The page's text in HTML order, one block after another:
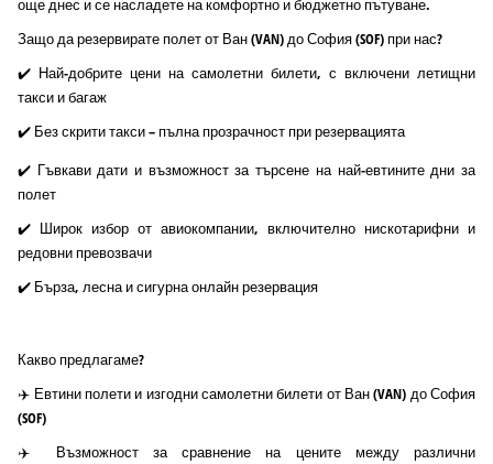
още днес и се насладете на комфортно и бюджетно пътуване.
Защо да резервирате полет от Ван (VAN) до София (SOF) при нас?
✔️ Най-добрите цени на самолетни билети, с включени летищни
такси и багаж
✔️ Без скрити такси – пълна прозрачност при резервацията
✔️ Гъвкави дати и възможност за търсене на най-евтините дни за
полет
✔️ Широк избор от авиокомпании, включително нискотарифни и
редовни превозвачи
✔️ Бърза, лесна и сигурна онлайн резервация
Какво предлагаме?
✈️ Евтини полети и изгодни самолетни билети от Ван (VAN) до София
(SOF)
✈️ Възможност за сравнение на цените между различни